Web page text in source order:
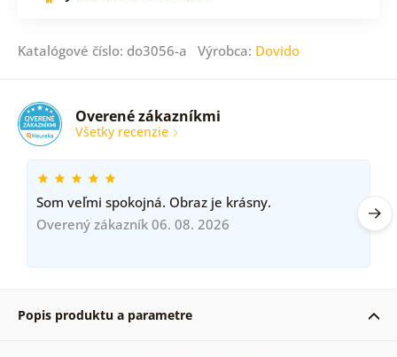
Katalógové číslo: do3056-a Výrobca: Dovido
Overené zákazníkmi
Všetky recenzie
Som veľmi spokojná. Obraz je krásny.
Overený zákazník 06. 08. 2026
Popis produktu a parametre